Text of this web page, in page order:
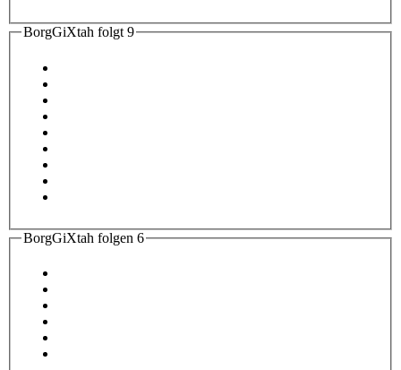
BorgGiXtah folgt 9
BorgGiXtah folgen 6